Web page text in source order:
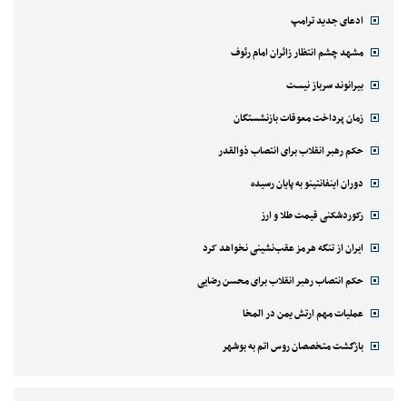
ادعای جدید ترامپ
مشهد چشم انتظار زائران امام رئوف
بیرانوند سرباز نیست
زمان پرداخت معوقات بازنشستگان
حکم رهبر انقلاب برای انتصاب ذوالقدر
دوران اینفانتینو به پایان رسیده
رکوردشکنی قیمت طلا و ارز
ایران از تنگه هرمز عقب‌نشینی نخواهد کرد
حکم انتصاب رهبر انقلاب برای محسن رضایی
عملیات مهم ارتش یمن در المخا
بازگشت متخصصان روس اتم به بوشهر